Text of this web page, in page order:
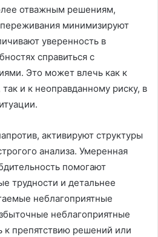
отважным решениям,
минимизируют
уверенность в
справиться с
Это может влечь как к
и к неоправданному риску, в
активируют структуры
анализа. Умеренная
помогают
трудности и детальнее
неблагоприятные
неблагоприятные
к препятствию решений или